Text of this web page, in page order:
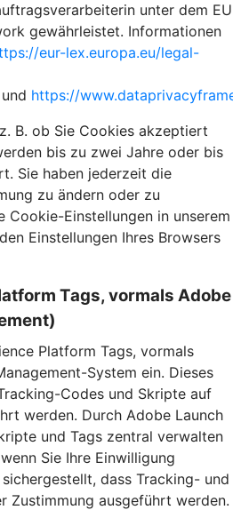
unter dem EU
gewährleistet. Informationen
eur-lex.europa.eu/legal-
und https://
B. ob Sie Cookies akzeptiert
bis zu zwei Jahre oder bis
Sie haben jederzeit die
zu ändern oder zu
Cookie-Einstellungen in unserem
Einstellungen Ihres Browsers
Tags, vormals Adobe
Platform Tags, vormals
System ein. Dieses
Codes und Skripte auf
werden. Durch Adobe Launch
und Tags zentral verwalten
Sie Ihre Einwilligung
dass Tracking- und
Zustimmung ausgeführt werden.